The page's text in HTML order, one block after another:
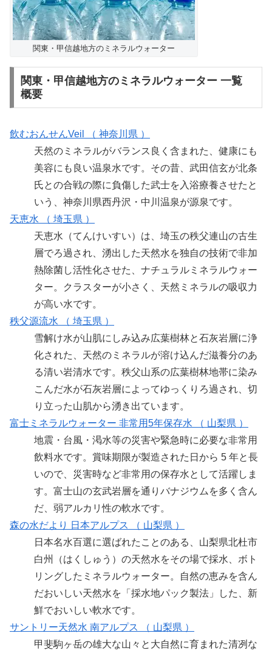
関東・甲信越地方のミネラルウォーター
関東・甲信越地方のミネラルウォーター 一覧
概要
飲むおんせんVeil （ 神奈川県 ）
天然のミネラルがバランス良く含まれた、健康にも
美容にも良い温泉水です。その昔、武田信玄が北条
氏との合戦の際に負傷した武士を入浴療養させたと
いう、神奈川県西丹沢・中川温泉が源泉です。
天恵水 （ 埼玉県 ）
天恵水（てんけいすい）は、埼玉の秩父連山の古生
層でろ過され、湧出した天然水を独自の技術で非加
熱除菌し活性化させた、ナチュラルミネラルウォー
ター。クラスターが小さく、天然ミネラルの吸収力
が高い水です。
秩父源流水 （ 埼玉県 ）
雪解け水が山肌にしみ込み広葉樹林と石灰岩層に浄
化された、天然のミネラルが溶け込んだ滋養分のあ
る清い岩清水です。秩父山系の広葉樹林地帯に染み
こんだ水が石灰岩層によってゆっくりろ過され、切
り立った山肌から湧き出ています。
富士ミネラルウォーター 非常用5年保存水 （ 山梨県 ）
地震・台風・渇水等の災害や緊急時に必要な非常用
飲料水です。賞味期限が製造された日から 5 年と長
いので、災害時など非常用の保存水として活躍しま
す。富士山の玄武岩層を通りバナジウムを多く含ん
だ、弱アルカリ性の軟水です。
森の水だより 日本アルプス （ 山梨県 ）
日本名水百選に選ばれたことのある、山梨県北杜市
白州（はくしゅう）の天然水をその場で採水、ボト
リングしたミネラルウォーター。自然の恵みを含ん
だおいしい天然水を「採水地パック製法」した、新
鮮でおいしい軟水です。
サントリー天然水 南アルプス （ 山梨県 ）
甲斐駒ヶ岳の雄大な山々と大自然に育まれた清冽な